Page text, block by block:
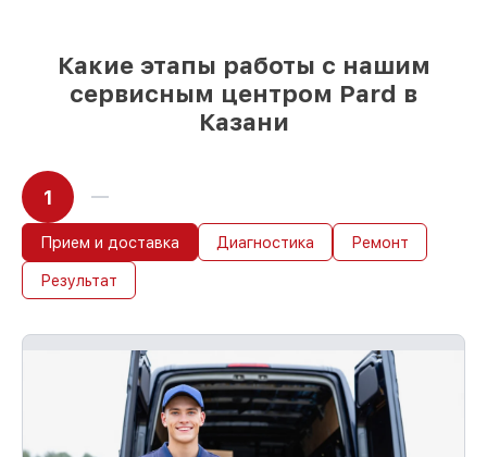
Какие этапы работы с нашим
сервисным центром Pard в
Казани
1
Прием и доставка Диагностика Ремонт
Результат